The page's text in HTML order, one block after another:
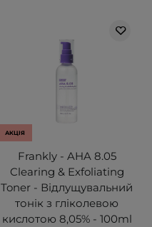
АКЦІЯ
Frankly - AHA 8.05
Clearing & Exfoliating
Toner - Відлущувальний
тонік з гліколевою
кислотою 8,05% - 100ml